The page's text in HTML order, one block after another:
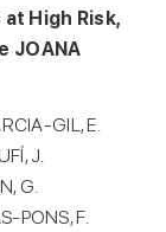
High Risk,
JOANA
GIL, E.
J.
G.
PONS, F.